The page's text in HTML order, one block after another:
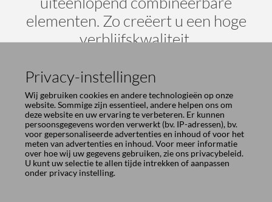
Privacy-instellingen
Wij gebruiken cookies en andere technologieën op onze
website. Sommige zijn essentieel, andere helpen ons om
deze website en uw ervaring te verbeteren. Er kunnen
persoonsgegevens worden verwerkt (bv. IP-adressen), bv.
voor gepersonaliseerde advertenties en inhoud of voor het
meten van advertenties en inhoud. Voor meer informatie
over hoe wij uw gegevens gebruiken, zie ons privacybeleid.
U kunt uw selectie te allen tijde intrekken of aanpassen
onder privacy instelling.